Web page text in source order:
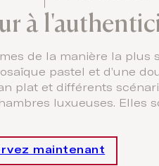
à
de la manière la plus
pastel et d’une
plat et différents
luxueuses. Elles
maintenant